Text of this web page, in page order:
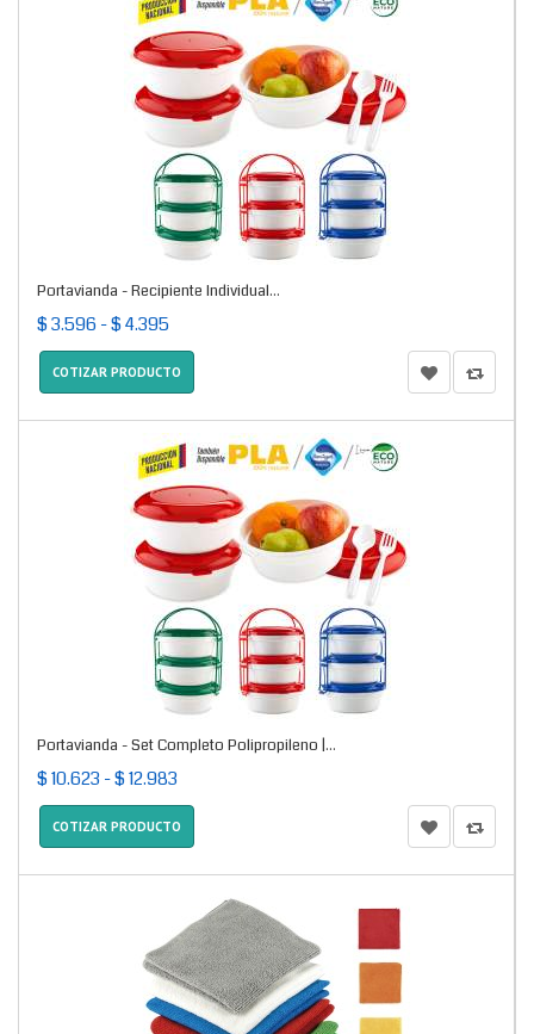
Portavianda - Recipiente Individual...
$ 3.596 - $ 4.395
COTIZAR PRODUCTO
Portavianda - Set Completo Polipropileno |...
$ 10.623 - $ 12.983
COTIZAR PRODUCTO